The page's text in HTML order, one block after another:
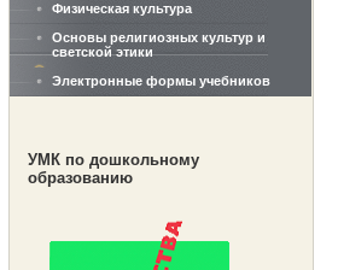
Физическая культура
Основы религиозных культур и
светской этики
Электронные формы учебников
УМК по дошкольному
образованию